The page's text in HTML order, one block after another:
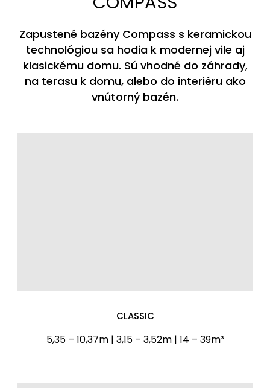
Zapustené bazény Compass s keramickou
technológiou sa hodia k modernej vile aj
klasickému domu. Sú vhodné do záhrady,
na terasu k domu, alebo do interiéru ako
vnútorný bazén.
CLASSIC
5,35 – 10,37m | 3,15 – 3,52m | 14 – 39m³